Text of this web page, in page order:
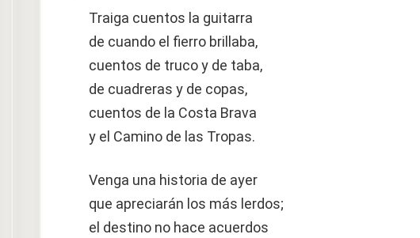
Traiga cuentos la guitarra
de cuando el fierro brillaba,
cuentos de truco y de taba,
de cuadreras y de copas,
cuentos de la Costa Brava
y el Camino de las Tropas.
Venga una historia de ayer
que apreciarán los más lerdos;
el destino no hace acuerdos